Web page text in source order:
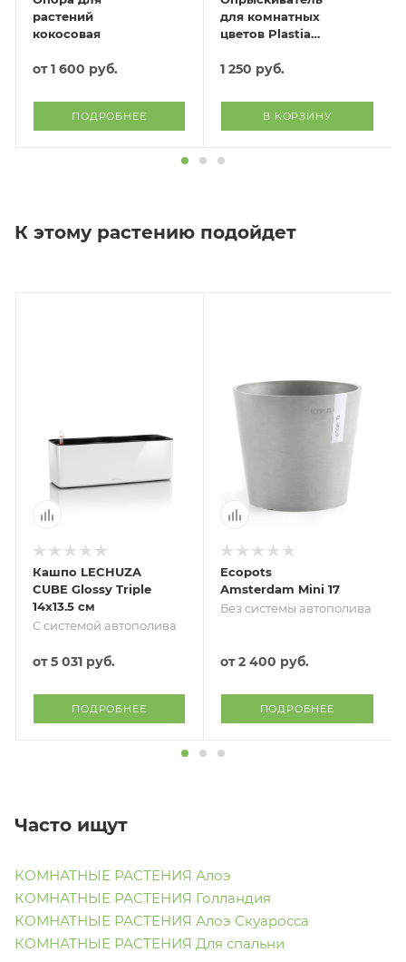
растений
кокосовая
от1 600 руб.
ПОДРОБНЕЕ
для комнатных
цветов Plastia
1 250 руб.
В КОРЗИНУ
К этому растению подойдет
Кашпо LECHUZA
CUBE Glossy Triple
14х13.5 см
С системой автополива
от5 031 руб.
ПОДРОБНЕЕ
Ecopots
Amsterdam Mini 17
Без системы автополива
от2 400 руб.
ПОДРОБНЕЕ
Часто ищут
КОМНАТНЫЕ РАСТЕНИЯ Алоэ
КОМНАТНЫЕ РАСТЕНИЯ Голландия
КОМНАТНЫЕ РАСТЕНИЯ Алоэ Скуаросса
КОМНАТНЫЕ РАСТЕНИЯ Для спальни